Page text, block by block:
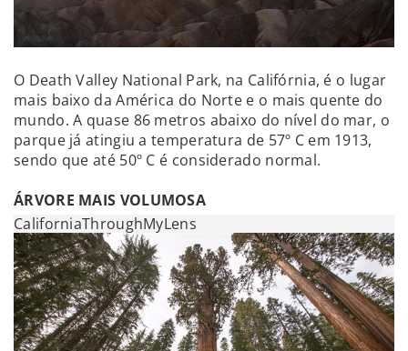
O Death Valley National Park, na Califórnia, é o lugar
mais baixo da América do Norte e o mais quente do
mundo. A quase 86 metros abaixo do nível do mar, o
parque já atingiu a temperatura de 57º C em 1913,
sendo que até 50º C é considerado normal.
ÁRVORE MAIS VOLUMOSA
CaliforniaThroughMyLens